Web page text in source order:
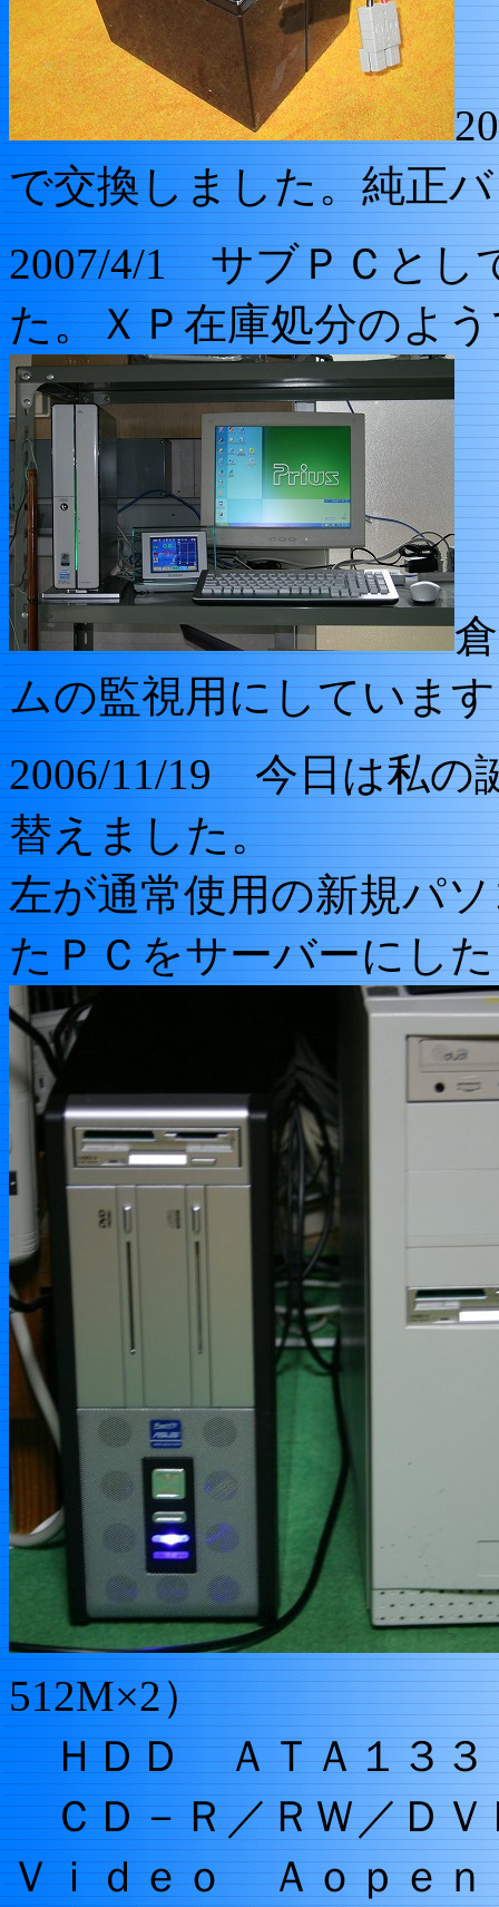
で交換しました。純正
2007/4/1 サブＰＣとし
た。ＸＰ在庫処分のよ
ムの監視用にしていま
2006/11/19 今日は私の
替えました。
左が通常使用の新規パ
たＰＣをサーバーにし
512M×2）
ＨＤＤ ＡＴＡ１３
ＣＤ－Ｒ／ＲＷ／Ｄ
Ｖｉｄｅｏ Ａｏｐｅ